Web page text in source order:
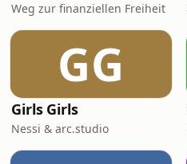
Weg zur finanziellen Freiheit
GG
Girls Girls
Nessi & arc.studio